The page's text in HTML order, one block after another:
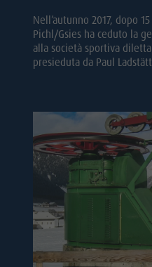
Nell’autunno 2017, dopo
Pichl/Gsies ha ceduto la
alla società sportiva
presieduta da Paul